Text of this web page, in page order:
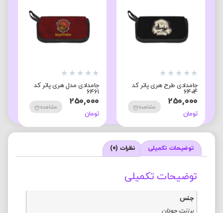
★
★
★
★
★
جامدادی طرح هری پاتر کد
6404
250,000
تومان
مشاهده
★
★
★
★
★
جامدادی مدل هری پاتر کد
6461
250,000
تومان
مشاهده
توضیحات تکمیلی نظرات (0)
توضیحات تکمیلی
جنس
برزنت جودان